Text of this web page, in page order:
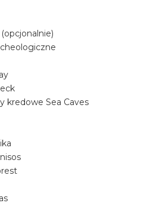
kredowe Sea Caves